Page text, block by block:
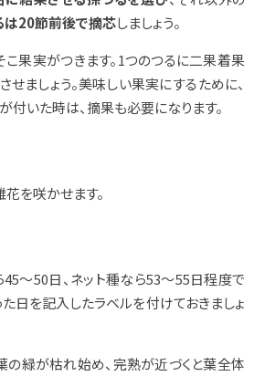
は20節前後で摘芯しましょう。
こ果実がつきます。1つのつるに二果着果
せましょう。美味しい果実にするために、
付いた時は、摘果も必要になります。
を咲かせます。
45～50日、ネット種なら53～55日程度で
日を記入したラベルを付けておきましょ
の緑が枯れ始め、完熟が近づくと葉全体